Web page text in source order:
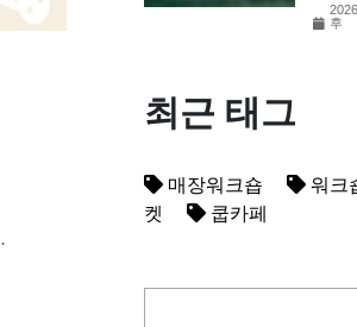
후
최근 태그
매장워크숍 워크
켓
쿱카페